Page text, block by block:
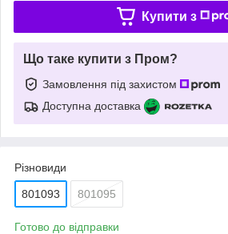
Купити з
Що таке купити з Пром?
Замовлення під захистом
Доступна доставка
Різновиди
801093 801095
Готово до відправки